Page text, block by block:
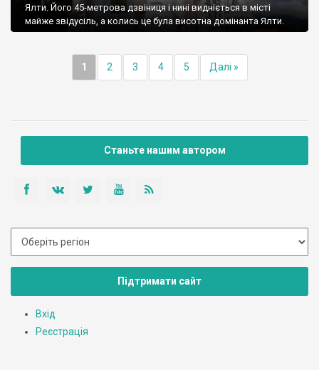
Ялти. Його 45-метрова дзвіниця і нині видніється в місті
майже звідусіль, а колись це була висотна домінанта Ялти.
1 2 3 4 5 Далі »
Станьте нашим автором
Підтримати сайт
Вхід
Реєстрація